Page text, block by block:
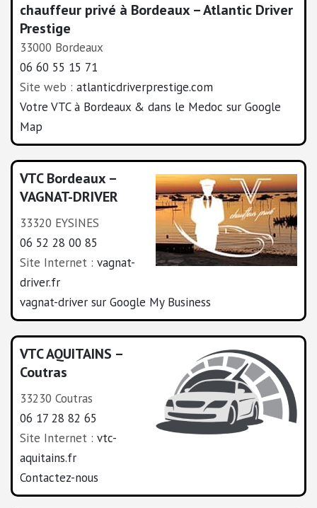
chauffeur privé à Bordeaux – Atlantic Driver
Prestige
33000 Bordeaux
06 60 55 15 71
Site web : atlanticdriverprestige.com
Votre VTC à Bordeaux & dans le Medoc sur Google
Map
VTC Bordeaux –
VAGNAT-DRIVER
33320 EYSINES
06 52 28 00 85
Site Internet : vagnat-
driver.fr
vagnat-driver sur Google My Business
VTC AQUITAINS –
Coutras
33230 Coutras
06 17 28 82 65
Site Internet : vtc-
aquitains.fr
Contactez-nous